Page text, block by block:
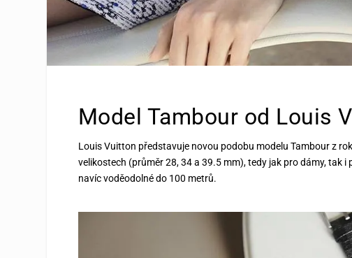
Model Tambour od Louis
Louis Vuitton představuje novou podobu modelu Tambour z
velikostech (průměr28, 34 a 39.5 mm), tedy jak pro dámy, tak
navíc voděodolné do 100 metrů.